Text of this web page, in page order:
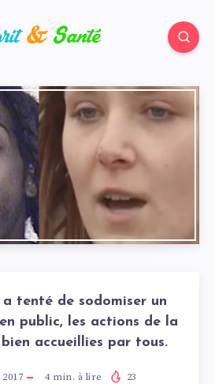
tenté de sodomiser un
public, les actions de la
accueillies par tous.
4min. à lire 23